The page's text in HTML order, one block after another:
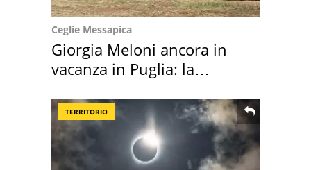
Ceglie Messapica
Giorgia Meloni ancora in
vacanza in Puglia: la
TERRITORIO